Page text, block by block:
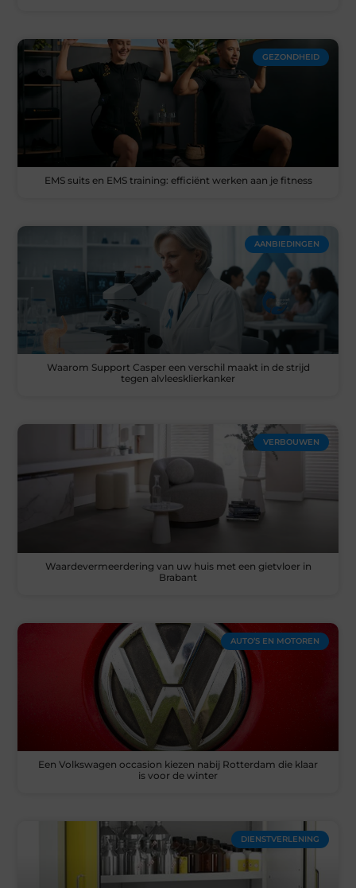
GEZONDHEID
EMS suits en EMS training: efficiënt werken aan je fitness
AANBIEDINGEN
Waarom Support Casper een verschil maakt in de strijd
tegen alvleesklierkanker
VERBOUWEN
Waardevermeerdering van uw huis met een gietvloer in
Brabant
AUTO’S EN MOTOREN
Een Volkswagen occasion kiezen nabij Rotterdam die klaar
is voor de winter
DIENSTVERLENING